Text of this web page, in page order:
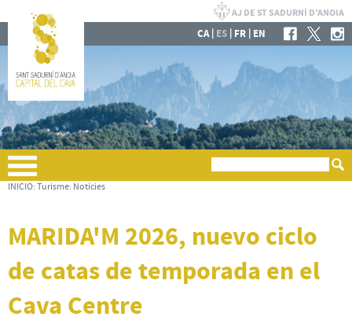
CA| ES | FR | EN
INICIO: Turisme: Notícies
MARIDA'M 2026, nuevo ciclo
de catas de temporada en el
Cava Centre